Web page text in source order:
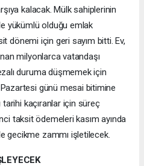
kalacak. Mülk sahiplerinin
yükümlü olduğu emlak
dönemi için geri sayım bitti. Ev,
milyonlarca vatandaşı
duruma düşmemek için
günü mesai bitimine
tarihi kaçıranlar için süreç
taksit ödemeleri kasım ayında
gecikme zammı işletilecek.